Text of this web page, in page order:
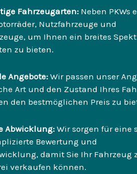
Fahrzeugarten: Neben PKWs
Nutzfahrzeuge und
um Ihnen ein breites
zu bieten.
Angebote: Wir passen unser
Art und den Zustand Ihres
den bestmöglichen Preis zu
Abwicklung: Wir sorgen für eine
Bewertung und
damit Sie Ihr Fahrzeug
verkaufen können.